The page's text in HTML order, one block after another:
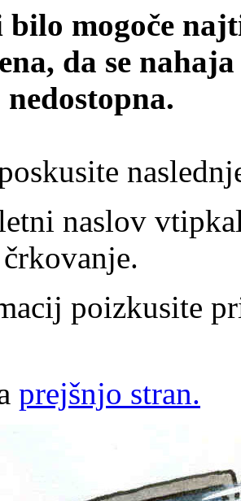
mogoče
da se
naslov
poizkusite
prejšnjo stran.